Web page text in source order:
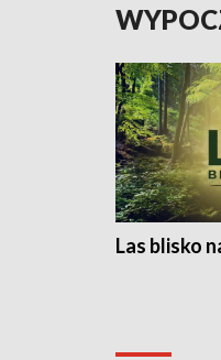
Las blisko